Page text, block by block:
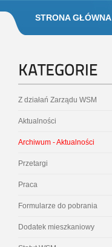
STRONA GŁÓWNA
Z działań Zarządu WSM
Aktualności
Archiwum - Aktualności
Przetargi
Praca
Formularze do pobrania
Dodatek mieszkaniowy